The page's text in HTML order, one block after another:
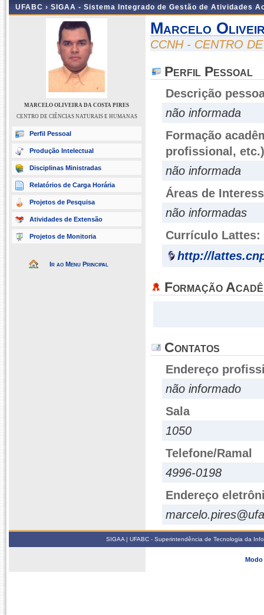
UFABC › SIGAA - Sistema Integrado de Gestão de Atividades
MARCELO OLIVEIRA DA COSTA PIRES
CENTRO DE CIÊNCIAS NATURAIS E HUMANAS
Perfil Pessoal
Produção Intelectual
Disciplinas Ministradas
Relatórios de Carga Horária
Projetos de Pesquisa
Atividades de Extensão
Projetos de Monitoria
Ir ao Menu Principal
Marcelo
CCNH - CENTRO
Perfil Pessoal
Descrição
não informada
Formação
profissional, etc.)
não informada
Áreas de
não informadas
Currículo Lattes:
http://
Formação
Contatos
Endereço
não informado
Sala
1050
Telefone/Ramal
4996-0198
Endereço
SIGAA | UFABC - Superintendência de Tecnologia da
Modo